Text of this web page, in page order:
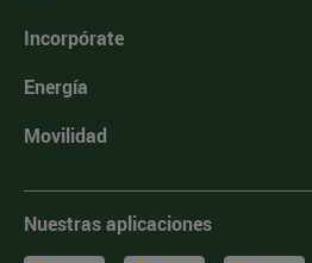
Incorpórate
Energía
Movilidad
Nuestras aplicaciones